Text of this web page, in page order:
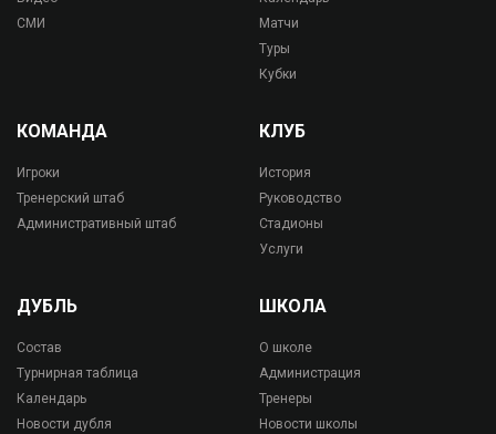
СМИ
Матчи
Туры
Кубки
КОМАНДА
Игроки
Тренерский штаб
Административный штаб
КЛУБ
История
Руководство
Стадионы
Услуги
ДУБЛЬ
Состав
Турнирная таблица
Календарь
Новости дубля
ШКОЛА
О школе
Администрация
Тренеры
Новости школы